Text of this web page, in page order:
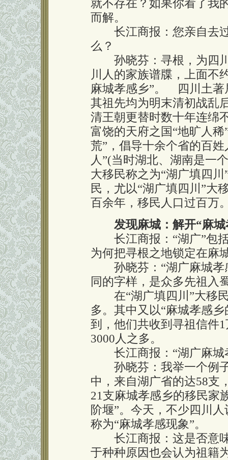
就不存在？如果你看了我
而解。
长江商报：您亲自去过
么？
孙晓芬：寻根，为四川
川人的家族谱牒，上面
麻城孝感乡”。 四川土著
其祖先均为明末清初战乱
清王朝更替时数十年连绵
富饶的天府之国“地旷人
荒”，倡导十余个省的百
人”(当时湖北、湖南是一
大移民称之为“湖广填四
民，尤以“湖广填四川”大
百余年，移民人口过百万
发现麻城：解开“麻
长江商报：“湖广”包括
为何把寻根之地锁定在麻
孙晓芬：“湖广麻城孝
同的字样，是众多先祖入
在“湖广填四川”大移民
多。其中又以“麻城孝感
到，他们共收到寻祖信件
3000人之多。
长江商报：“湖广麻城
孙晓芬：我举一个例子
中，来自湖广省的达58支
21支麻城孝感乡的移民家
阶堰”。今天，不少四川
称为“麻城孝感现象”。
长江商报：这是否意味
于种种原因也会认为祖籍